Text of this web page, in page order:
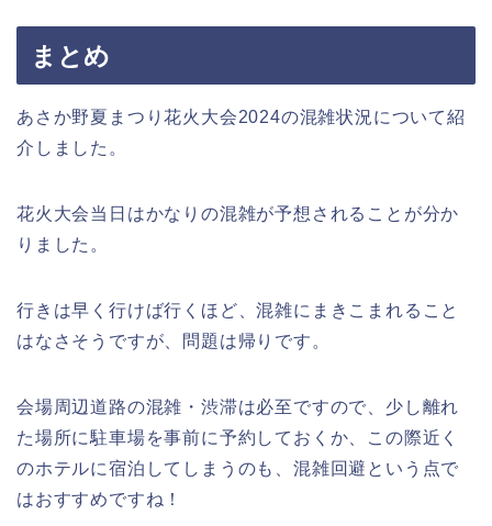
まとめ
あさか野夏まつり花火大会2024の混雑状況について紹
介しました。
花火大会当日はかなりの混雑が予想されることが分か
りました。
行きは早く行けば行くほど、混雑にまきこまれること
はなさそうですが、問題は帰りです。
会場周辺道路の混雑・渋滞は必至ですので、少し離れ
た場所に駐車場を事前に予約しておくか、この際近く
のホテルに宿泊してしまうのも、混雑回避という点で
はおすすめですね！